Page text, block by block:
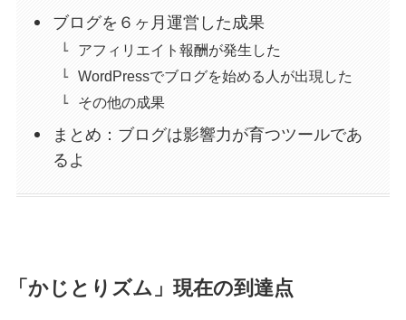
ブログを６ヶ月運営した成果
アフィリエイト報酬が発生した
WordPressでブログを始める人が出現した
その他の成果
まとめ：ブログは影響力が育つツールであ
るよ
「かじとりズム」現在の到達点